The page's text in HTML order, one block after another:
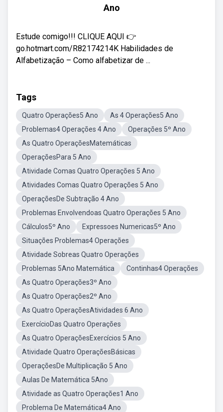
Ano
Estude comigo!!! CLIQUE AQUI 👉
go.hotmart.com/R82174214K Habilidades de
Alfabetização – Como alfabetizar de ...
Tags
Quatro Operações5 Ano
As 4 Operações5 Ano
Problemas4 Operações 4 Ano
Operações 5º Ano
As Quatro OperaçõesMatemáticas
OperaçõesPara 5 Ano
Atividade Comas Quatro Operações 5 Ano
Atividades Comas Quatro Operações 5 Ano
OperaçõesDe Subtração 4 Ano
Problemas Envolvendoas Quatro Operações 5 Ano
Cálculos5º Ano
Expressoes Numericas5º Ano
Situações Problemas4 Operações
Atividade Sobreas Quatro Operações
Problemas 5Ano Matemática
Continhas4 Operações
As Quatro Operações3º Ano
As Quatro Operações2º Ano
As Quatro OperaçõesAtividades 6 Ano
ExercícioDas Quatro Operações
As Quatro OperaçõesExercícios 5 Ano
Atividade Quatro OperaçõesBásicas
OperaçõesDe Multiplicação 5 Ano
Aulas De Matemática 5Ano
Atividade as Quatro Operações1 Ano
Problema De Matemática4 Ano